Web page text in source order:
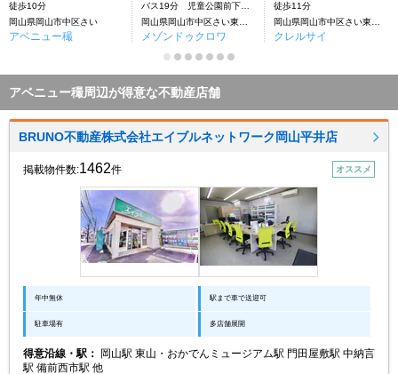
徒歩10分
岡山県岡山市中区さい
アベニュー穝
バス19分 児童公園前下車：停歩4分
メゾンドゥクロワ
徒歩11分
クレルサイ
アベニュー穝周辺が得意な不動産店舗
BRUNO不動産株式会社エイブルネットワーク岡山平井店
掲載物件数:1462件 オススメ
年中無休 駅まで車で送迎可
駐車場有 多店舗展開
得意沿線・駅：
岡山駅 東山・おかでんミュージアム駅 門田屋敷駅 中納言
駅 備前西市駅 他